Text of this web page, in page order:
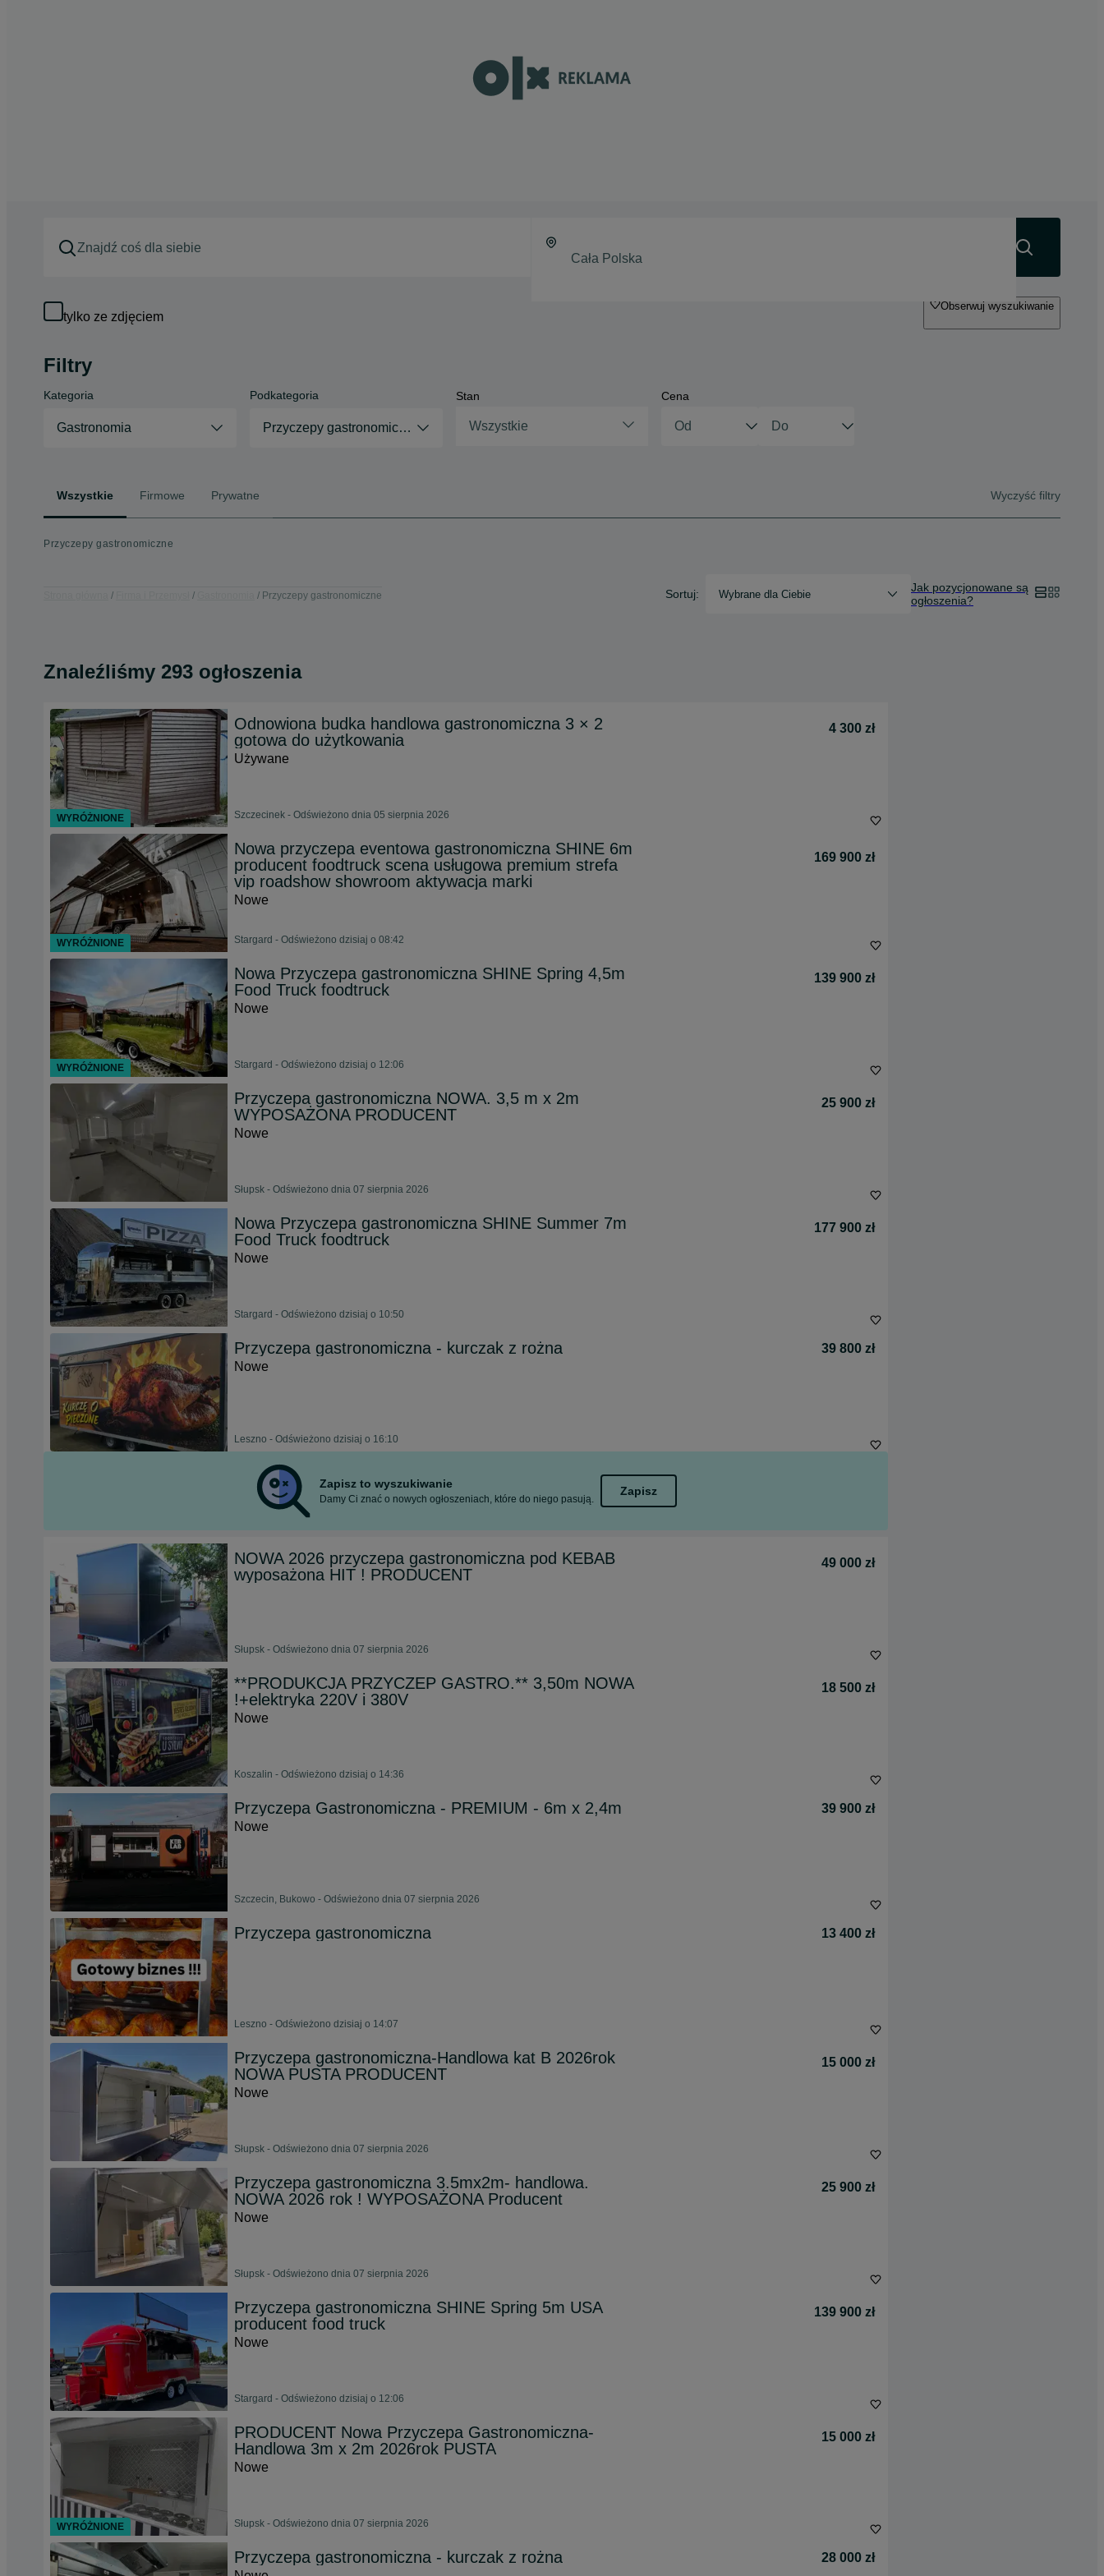
tylko ze zdjęciem
Obserwuj wyszukiwanie
Filtry
Kategoria
Gastronomia
Podkategoria
Przyczepy gastronomiczne
Stan
Wszystkie
Cena
Wszystkie Firmowe Prywatne Wyczyść filtry
Przyczepy gastronomiczne
Przyczepy gastronomiczne Sortuj: Wybrane dla Ciebie
Jak pozycjonowane są
ogłoszenia?
Znaleźliśmy 293 ogłoszenia
Odnowiona budka handlowa gastronomiczna 3 × 2
gotowa do użytkowania
4 300 zł
Używane
Szczecinek - Odświeżono dnia 05 sierpnia 2026
Nowa przyczepa eventowa gastronomiczna SHINE 6m
producent foodtruck scena usługowa premium strefa
vip roadshow showroom aktywacja marki
169 900 zł
Nowe
Stargard - Odświeżono dzisiaj o 08:42
Nowa Przyczepa gastronomiczna SHINE Spring 4,5m
Food Truck foodtruck
139 900 zł
Nowe
Stargard - Odświeżono dzisiaj o 12:06
Przyczepa gastronomiczna NOWA. 3,5 m x 2m
WYPOSAŻONA PRODUCENT
25 900 zł
Nowe
Słupsk - Odświeżono dnia 07 sierpnia 2026
Nowa Przyczepa gastronomiczna SHINE Summer 7m
Food Truck foodtruck
177 900 zł
Nowe
Stargard - Odświeżono dzisiaj o 10:50
Przyczepa gastronomiczna - kurczak z rożna
39 800 zł
Nowe
Leszno - Odświeżono dzisiaj o 16:10
Zapisz to wyszukiwanie
Damy Ci znać o nowych ogłoszeniach, które do niego pasują.
Zapisz
NOWA 2026 przyczepa gastronomiczna pod KEBAB
wyposażona HIT ! PRODUCENT
49 000 zł
Słupsk - Odświeżono dnia 07 sierpnia 2026
**PRODUKCJA PRZYCZEP GASTRO.** 3,50m NOWA
!+elektryka 220V i 380V
18 500 zł
Nowe
Koszalin - Odświeżono dzisiaj o 14:36
Przyczepa Gastronomiczna - PREMIUM - 6m x 2,4m
39 900 zł
Nowe
Szczecin, Bukowo - Odświeżono dnia 07 sierpnia 2026
Przyczepa gastronomiczna 13 400 zł
Leszno - Odświeżono dzisiaj o 14:07
Przyczepa gastronomiczna-Handlowa kat B 2026rok
NOWA PUSTA PRODUCENT
15 000 zł
Nowe
Słupsk - Odświeżono dnia 07 sierpnia 2026
Przyczepa gastronomiczna 3.5mx2m- handlowa.
NOWA 2026 rok ! WYPOSAŻONA Producent
25 900 zł
Nowe
Słupsk - Odświeżono dnia 07 sierpnia 2026
Przyczepa gastronomiczna SHINE Spring 5m USA
producent food truck
139 900 zł
Nowe
Stargard - Odświeżono dzisiaj o 12:06
PRODUCENT Nowa Przyczepa Gastronomiczna-
Handlowa 3m x 2m 2026rok PUSTA
15 000 zł
Nowe
Słupsk - Odświeżono dnia 07 sierpnia 2026
Przyczepa gastronomiczna - kurczak z rożna
28 000 zł
WYRÓŻNIONE
WYRÓŻNIONE
WYRÓŻNIONE
WYRÓŻNIONE